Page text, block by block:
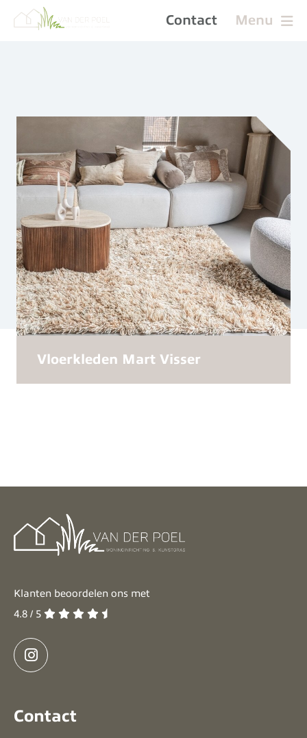
Contact Menu
Vloerkleden Mart Visser
Klanten beoordelen ons met
4.8 / 5
Contact